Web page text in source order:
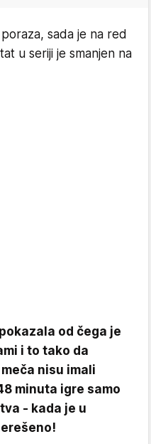
sada je na red
u seriji je smanjen na
od čega je
i to tako da
nisu imali
minuta igre samo
- kada je u